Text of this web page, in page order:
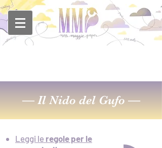
— Il Nido del Gufo —
Leggi le regole per le